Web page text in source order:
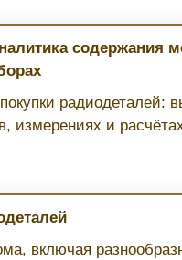
содержания
радиодеталей:
измерениях и
включая